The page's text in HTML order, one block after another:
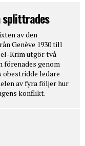
splittrades
av den
Genève 1930 till
el-Krim utgör två
förenades genom
ledare
av fyra följer hur
konflikt.